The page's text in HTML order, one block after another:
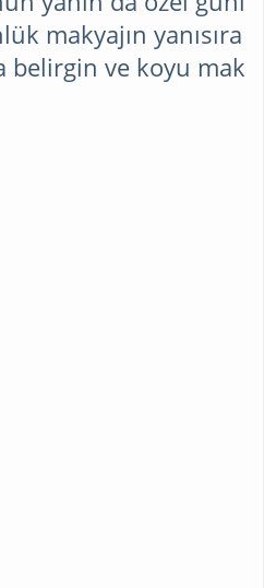
makyajın yanısıra
belirgin ve koyu mak